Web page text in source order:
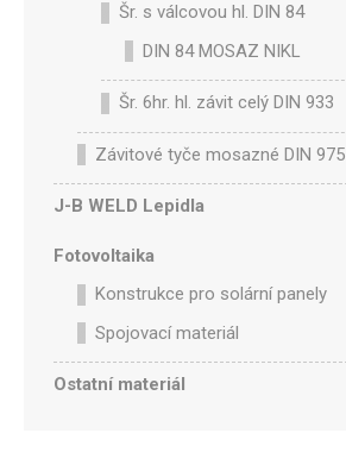
Šr. s válcovou hl. DIN 84
DIN 84 MOSAZ NIKL
Šr. 6hr. hl. závit celý DIN 933
Závitové tyče mosazné DIN 975
J-B WELD Lepidla
Fotovoltaika
Konstrukce pro solární panely
Spojovací materiál
Ostatní materiál